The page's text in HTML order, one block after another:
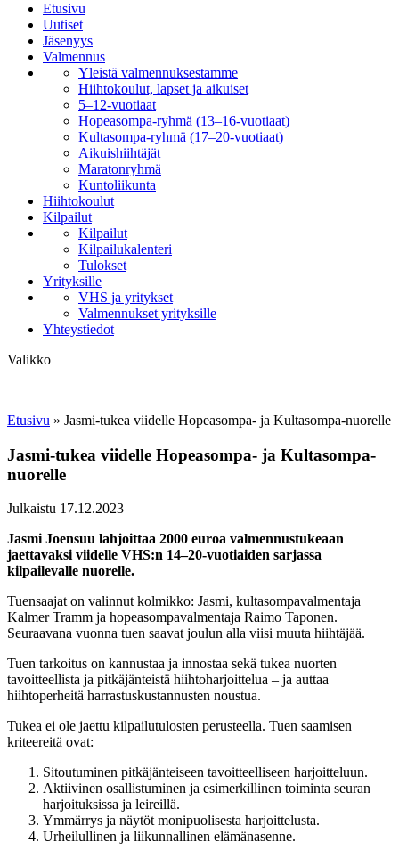
Etusivu
Uutiset
Jäsenyys
Valmennus
Yleistä valmennuksestamme
Hiihtokoulut, lapset ja aikuiset
5–12-vuotiaat
Hopeasompa-ryhmä (13–16-vuotiaat)
Kultasompa-ryhmä (17–20-vuotiaat)
Aikuishiihtäjät
Maratonryhmä
Kuntoliikunta
Hiihtokoulut
Kilpailut
Kilpailut
Kilpailukalenteri
Tulokset
Yrityksille
VHS ja yritykset
Valmennukset yrityksille
Yhteystiedot
Valikko
Etusivu » Jasmi-tukea viidelle Hopeasompa- ja Kultasompa-nuorelle
Jasmi-tukea viidelle Hopeasompa- ja Kultasompa-
nuorelle
Julkaistu 17.12.2023
Jasmi Joensuu lahjoittaa 2000 euroa valmennustukeaan
jaettavaksi viidelle VHS:n 14–20-vuotiaiden sarjassa
kilpailevalle nuorelle.
Tuensaajat on valinnut kolmikko: Jasmi, kultasompavalmentaja
Kalmer Tramm ja hopeasompavalmentaja Raimo Taponen.
Seuraavana vuonna tuen saavat joulun alla viisi muuta hiihtäjää.
Tuen tarkoitus on kannustaa ja innostaa sekä tukea nuorten
tavoitteellista ja pitkäjänteistä hiihtoharjoittelua – ja auttaa
hiihtoperheitä harrastuskustannusten noustua.
Tukea ei ole jaettu kilpailutulosten perusteella. Tuen saamisen
kriteereitä ovat:
Sitoutuminen pitkäjänteiseen tavoitteelliseen harjoitteluun.
Aktiivinen osallistuminen ja esimerkillinen toiminta seuran
harjoituksissa ja leireillä.
Ymmärrys ja näytöt monipuolisesta harjoittelusta.
Urheilullinen ja liikunnallinen elämänasenne.